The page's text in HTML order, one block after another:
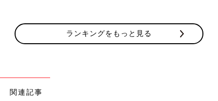
ランキングをもっと見る
関連記事